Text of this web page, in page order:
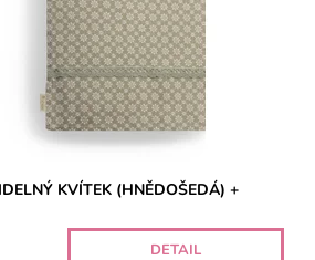
KVÍTEK (HNĚDOŠEDÁ) +
DETAIL